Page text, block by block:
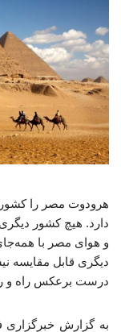
هرودوت مصر را
دارد. هیچ کشور دیگری
و هوای مصر با
دیگری قابل مقایسه
درست برعکس راه و
به گزارش خبرگزاری